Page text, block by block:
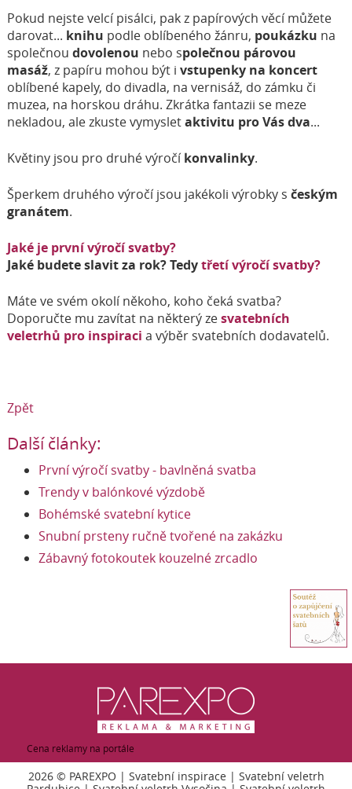
Pokud nejste velcí pisálci, pak z papírových věcí můžete
darovat... knihu podle oblíbeného žánru, poukázku na
společnou dovolenou nebo společnou párovou
masáž, z papíru mohou být i vstupenky na koncert
oblíbené kapely, do divadla, na vernisáž, do zámku či
muzea, na horskou dráhu. Zkrátka fantazii se meze
nekladou, ale zkuste vymysletaktivitu pro Vás dva...
Květiny jsou pro druhé výročí konvalinky.
Šperkem druhého výročí jsou jakékoli výrobky s českým
granátem.
Jaké je první výročí svatby?
Jaké budete slavit za rok? Tedytřetí výročí svatby?
Máte ve svém okolí někoho, koho čeká svatba?
Doporučte mu zavítat na některý zesvatebních
veletrhů pro inspiraci a výběr svatebních dodavatelů.
Zpět
Další články:
První výročí svatby - bavlněná svatba
Trendy v balónkové výzdobě
Bohémské svatební kytice
Snubní prsteny ručně tvořené na zakázku
Zábavný fotokoutek kouzelné zrcadlo
Cena reklamy na portále
2026 © PAREXPO | Svatební inspirace| Svatební veletrh